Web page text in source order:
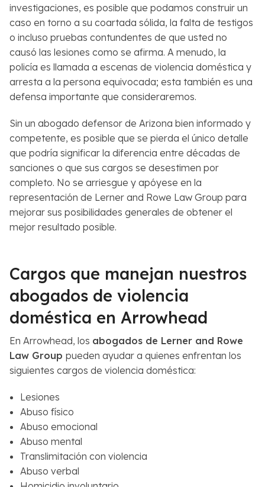
investigaciones, es posible que podamos construir un
caso en torno a su coartada sólida, la falta de testigos
o incluso pruebas contundentes de que usted no
causó las lesiones como se afirma. A menudo, la
policía es llamada a escenas de violencia doméstica y
arresta a la persona equivocada; esta también es una
defensa importante que consideraremos.
Sin un abogado defensor de Arizona bien informado y
competente, es posible que se pierda el único detalle
que podría significar la diferencia entre décadas de
sanciones o que sus cargos se desestimen por
completo. No se arriesgue y apóyese en la
representación de Lerner and Rowe Law Group para
mejorar sus posibilidades generales de obtener el
mejor resultado posible.
Cargos que manejan nuestros
abogados de violencia
doméstica en Arrowhead
En Arrowhead, los abogados de Lerner and Rowe
Law Group pueden ayudar a quienes enfrentan los
siguientes cargos de violencia doméstica:
Lesiones
Abuso físico
Abuso emocional
Abuso mental
Translimitación con violencia
Abuso verbal